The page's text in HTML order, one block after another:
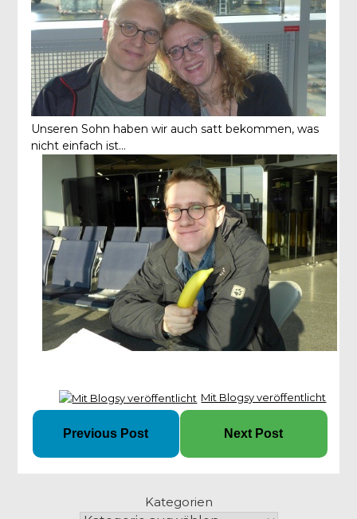
Unseren Sohn haben wir auch satt bekommen, was
nicht einfach ist…
Mit Blogsy veröffentlicht
Previous Post Next Post
Kategorien